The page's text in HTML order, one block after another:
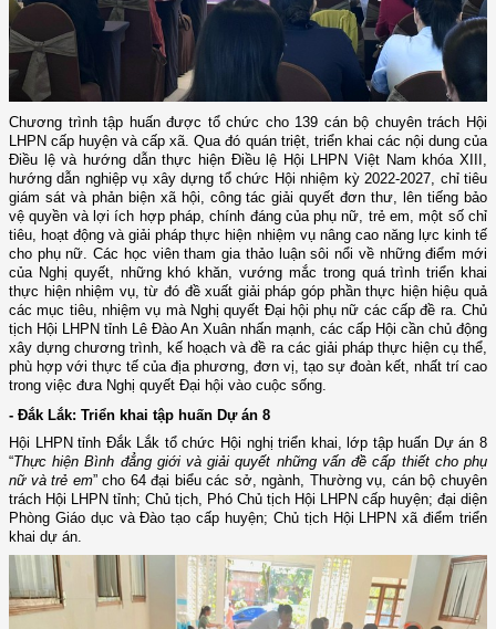
Chương trình tập huấn được tổ chức cho 139 cán bộ chuyên trách Hội
LHPN cấp huyện và cấp xã. Qua đó quán triệt, triển khai các nội dung của
Điều lệ và hướng dẫn thực hiện Điều lệ Hội LHPN Việt Nam khóa XIII,
hướng dẫn nghiệp vụ xây dựng tổ chức Hội nhiệm kỳ 2022-2027, chỉ tiêu
giám sát và phản biện xã hội, công tác giải quyết đơn thư, lên tiếng bảo
vệ quyền và lợi ích hợp pháp, chính đáng của phụ nữ, trẻ em, một số chỉ
tiêu, hoạt động và giải pháp thực hiện nhiệm vụ nâng cao năng lực kinh tế
cho phụ nữ. Các học viên tham gia thảo luận sôi nổi về những điểm mới
của Nghị quyết, những khó khăn, vướng mắc trong quá trình triển khai
thực hiện nhiệm vụ, từ đó đề xuất giải pháp góp phần thực hiện hiệu quả
các mục tiêu, nhiệm vụ mà Nghị quyết Đại hội phụ nữ các cấp đề ra. Chủ
tịch Hội LHPN tỉnh Lê Đào An Xuân nhấn mạnh, các cấp Hội cần chủ động
xây dựng chương trình, kế hoạch và đề ra các giải pháp thực hiện cụ thể,
phù hợp với thực tế của địa phương, đơn vị, tạo sự đoàn kết, nhất trí cao
trong việc đưa Nghị quyết Đại hội vào cuộc sống.
- Đắk Lắk: Triển khai tập huấn Dự án 8
Hội LHPN tỉnh Đắk Lắk tổ chức Hội nghị triển khai, lớp tập huấn Dự án 8
“Thực hiện Bình đẳng giới và giải quyết những vấn đề cấp thiết cho phụ
nữ và trẻ em” cho 64 đại biểu các sở, ngành, Thường vụ, cán bộ chuyên
trách Hội LHPN tỉnh; Chủ tịch, Phó Chủ tịch Hội LHPN cấp huyện; đại diện
Phòng Giáo dục và Đào tạo cấp huyện; Chủ tịch Hội LHPN xã điểm triển
khai dự án.